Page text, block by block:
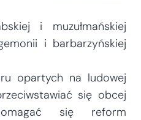
i muzułmańskiej
i barbarzyńskiej
opartych na ludowej
się obcej
się reform